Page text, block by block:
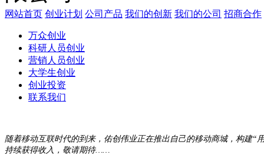
网站首页 创业计划 公司产品 我们的创新 我们的公司 招商合作
万众创业
科研人员创业
营销人员创业
大学生创业
创业投资
联系我们
随着移动互联时代的到来，佑创伟业正在推出自己的移动商城，构建
持续获得收入，敬请期待……